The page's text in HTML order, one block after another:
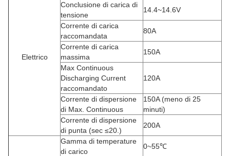
Elettrico
Conclusione di carica di
tensione
14.4~14.6V
Corrente di carica
raccomandata
80A
Corrente di carica
massima
150A
Max Continuous
Discharging Current
raccomandato
120A
Corrente di dispersione
di Max. Continuous
150A(meno di 25
minuti)
Corrente di dispersione
di punta (sec ≤20.)
200A
Gamma di temperature
di carico
0~55℃